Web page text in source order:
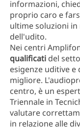
informazioni,
proprio caro e
ultime soluzioni
dell'udito.
Nei centri
qualificati del
esigenze uditive
migliore.
centro, è un
Triennale in
valutare
in relazione alle